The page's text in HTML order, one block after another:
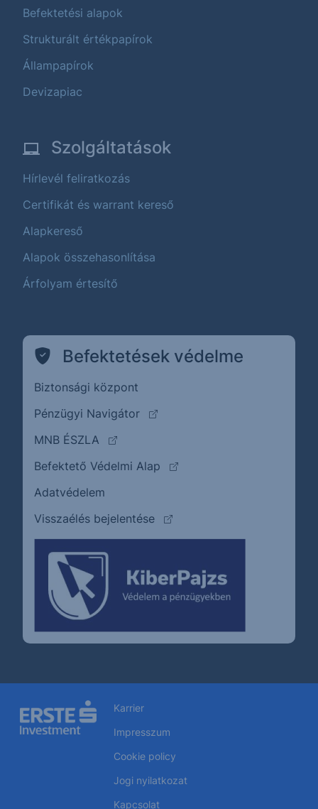
Befektetési alapok
Strukturált értékpapírok
Állampapírok
Devizapiac
Szolgáltatások
Hírlevél feliratkozás
Certifikát és warrant kereső
Alapkereső
Alapok összehasonlítása
Árfolyam értesítő
Befektetések védelme
Biztonsági központ
Pénzügyi Navigátor
(külső oldalra ugrik)
MNB ÉSZLA
(külső oldalra ugrik)
Befektető Védelmi Alap
(külső oldalra ugrik)
Adatvédelem
Visszaélés bejelentése
(külső oldalra ugrik)
Karrier
Impresszum
Cookie policy
Jogi nyilatkozat
Kapcsolat